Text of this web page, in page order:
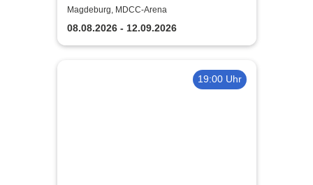
2026/2027
Magdeburg, MDCC-Arena
08.08.2026 - 12.09.2026
19:00 Uhr